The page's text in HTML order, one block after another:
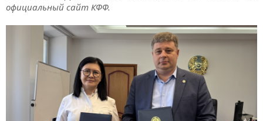
официальный сайт КФФ.